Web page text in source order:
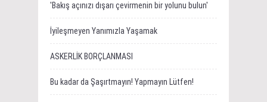
'Bakış açınızı dışarı çevirmenin bir yolunu bulun'
İyileşmeyen Yanımızla Yaşamak
ASKERLİK BORÇLANMASI
Bu kadar da Şaşırtmayın! Yapmayın Lütfen!